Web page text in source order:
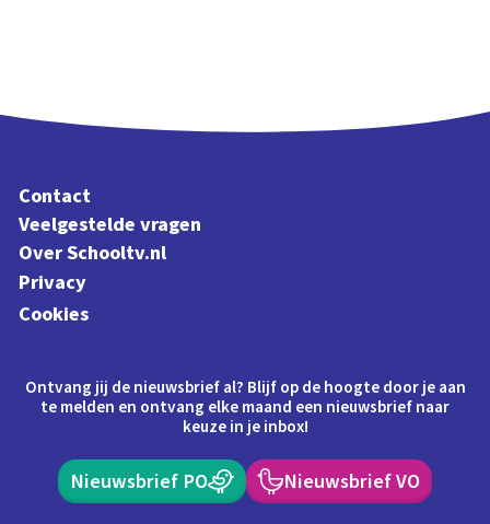
Contact
Veelgestelde vragen
Over Schooltv.nl
Privacy
Cookies
Ontvang jij de nieuwsbrief al? Blijf op de hoogte door je aan
te melden en ontvang elke maand een nieuwsbrief naar
keuze in je inbox!
Nieuwsbrief PO Nieuwsbrief VO